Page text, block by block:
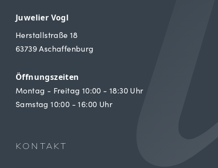
Juwelier Vogl
Herstallstraße 18
63739 Aschaffenburg
Öffnungszeiten
Montag - Freitag 10:00 - 18:30 Uhr
Samstag 10:00 - 16:00 Uhr
KONTAKT